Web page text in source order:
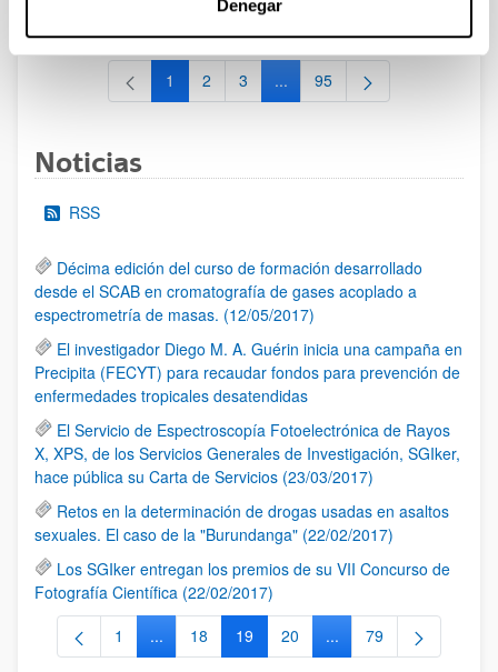
Denegar
al 30/07/2026 (ambos incluídos)
Página
1 Página
2 Página
3 ...Páginas intermedias Use TAB
Página
95
Noticias
RSS
Décima edición del curso de formación desarrollado
desde el SCAB en cromatografía de gases acoplado a
espectrometría de masas. (12/05/2017)
El investigador Diego M. A. Guérin inicia una campaña en
Precipita (FECYT) para recaudar fondos para prevención de
enfermedades tropicales desatendidas
El Servicio de Espectroscopía Fotoelectrónica de Rayos
X, XPS, de los Servicios Generales de Investigación, SGIker,
hace pública su Carta de Servicios (23/03/2017)
Retos en la determinación de drogas usadas en asaltos
sexuales. El caso de la "Burundanga" (22/02/2017)
Los SGIker entregan los premios de su VII Concurso de
Fotografía Científica (22/02/2017)
Página
1 ...Páginas intermedias Use TAB para desplazarse.
Página
18 Página
19 Página
20 ...Páginas intermedias
Página
79